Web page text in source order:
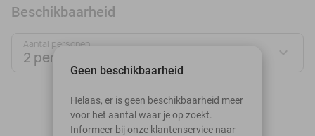
Beschikbaarheid
Aantal personen:
2 personen
augustus 2026
Ma
Di Wo Do Vr
Geen beschikbaarheid
Helaas, er is geen beschikbaarheid meer
voor het aantal waar je op zoekt.
Informeer bij onze klantenservice naar